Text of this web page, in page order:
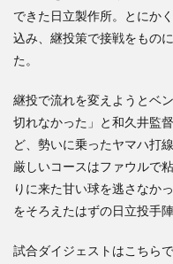
できた日立製作所。とにか
込み、継投策で接戦をもの
た。
継投で流れを変えようとベ
切れなかった」と和久井監
ど、勢いに乗ったヤマハ打
厳しいコースはファウルで
りに来た甘い球を逃さなか
をそろえたはずの日立投手
試合ダイジェストはこちらで